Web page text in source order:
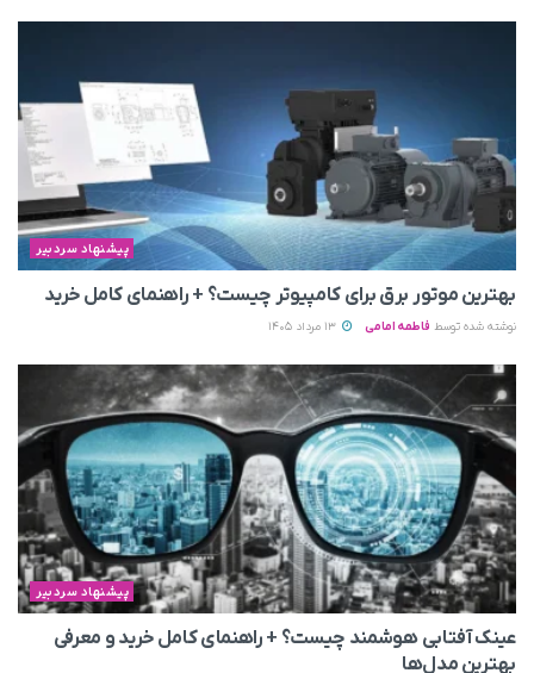
پیشنهاد سردبیر
بهترین موتور برق برای کامپیوتر چیست؟ + راهنمای کامل خرید
نوشته شده توسط فاطمه امامی
پیشنهاد سردبیر
عینک آفتابی هوشمند چیست؟ + راهنمای کامل خرید و معرفی
بهترین مدل‌ها